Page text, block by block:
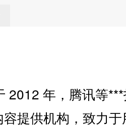
2012 年，腾讯等
提供机构，致力